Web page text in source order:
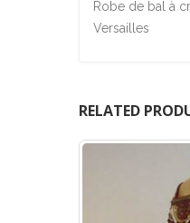
Robe de bal à
Versailles
RELATED